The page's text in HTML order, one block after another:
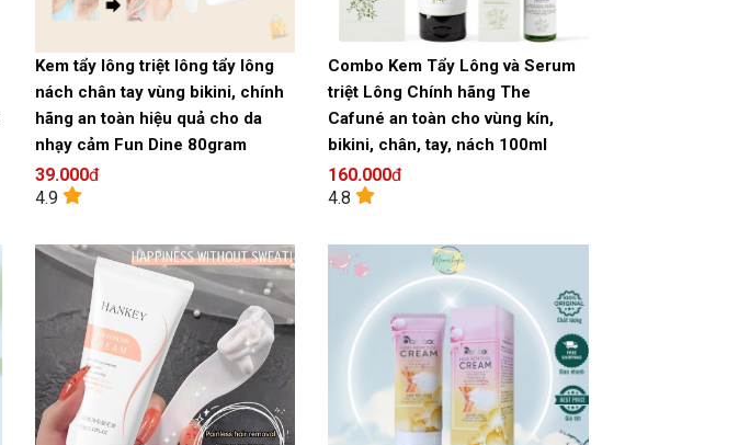
Kem tẩy lông triệt lông tẩy lông
nách chân tay vùng bikini, chính
hãng an toàn hiệu quả cho da
nhạy cảm Fun Dine 80gram
39.000đ
4.9
Combo Kem Tẩy Lông và Serum
triệt Lông Chính hãng The
Cafuné an toàn cho vùng kín,
bikini, chân, tay, nách 100ml
160.000đ
4.8